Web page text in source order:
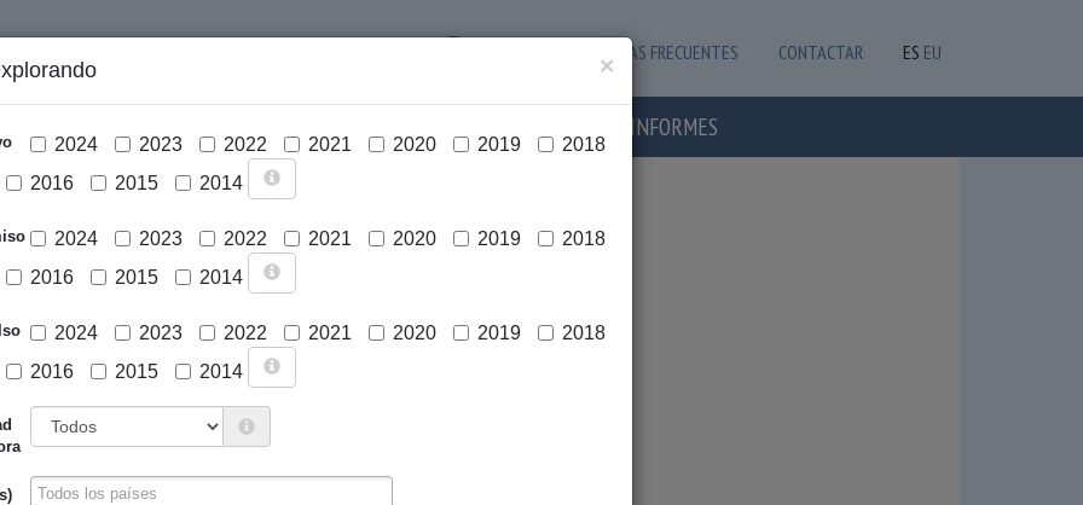
PREGUNTAS FRECUENTES CONTACTAR ES EU
NOTICIAS E INFORMES
×
2024 2023 2022 2021 2020 2019
2018
2016 2015 2014
2024 2023 2022 2021 2020 2019
2018
2016 2015 2014
2024 2023 2022 2021 2020 2019
2018
2016 2015 2014